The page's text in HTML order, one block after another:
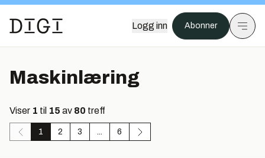
Logg inn Abonner
Maskinlæring
Viser 1 til 15 av 80 treff
1 2 3 ... 6